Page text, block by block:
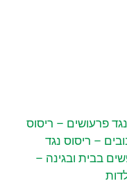
פרעושים – ריסוס
– ריסוס נגד
בבית ובגינה –